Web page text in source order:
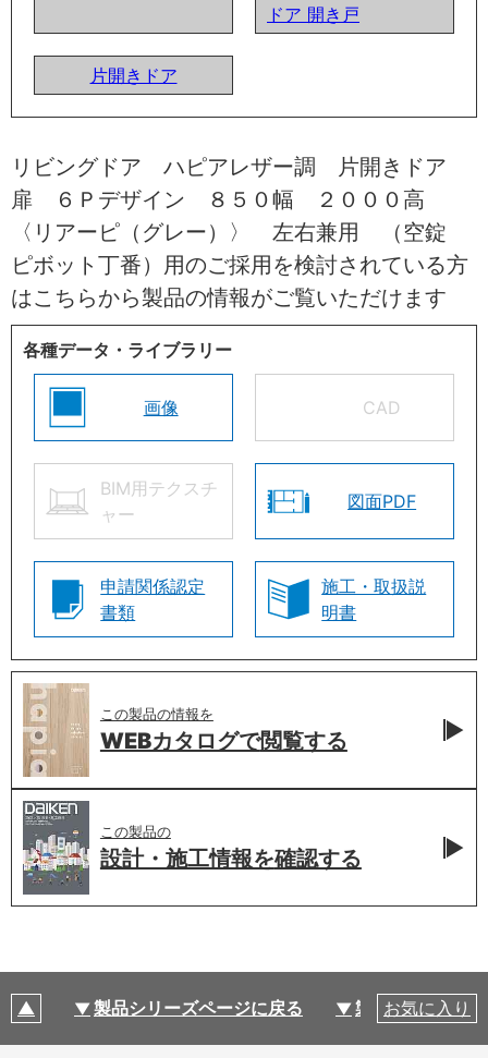
ドア 開き戸
片開きドア
リビングドア ハピアレザー調 片開きドア
扉 ６Ｐデザイン ８５０幅 ２０００高
〈リアーピ（グレー）〉 左右兼用 （空錠
ピボット丁番）用のご採用を検討されている方
はこちらから製品の情報がご覧いただけます
各種データ・ライブラリー
画像 CAD
BIM用テクスチ
ャー
図面PDF
申請関係認定
書類
施工・取扱説
明書
この製品の情報を
WEBカタログで閲覧する
この製品の
設計・施工情報を確認する
製品シリーズページに戻る 製品仕様
お気に入り